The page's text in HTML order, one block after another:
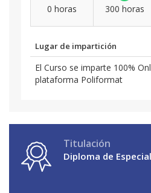
0 horas 300 horas
Lugar de impartición
El Curso se imparte 100%
plataforma Poliformat
Titulación
Diploma de